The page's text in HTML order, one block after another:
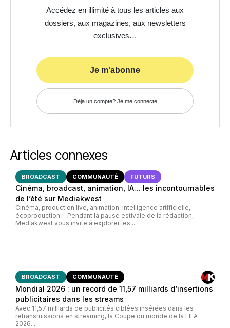
Accédez en illimité à tous les articles aux
dossiers, aux magazines, aux newsletters
exclusives…
Je m'abonne
Déja un compte? Je me connecte
Articles connexes
BROADCAST COMMUNAUTÉ FUTURS
Cinéma, broadcast, animation, IA… les incontournables
de l’été sur Mediakwest
Cinéma, production live, animation, intelligence artificielle,
écoproduction… Pendant la pause estivale de la rédaction,
Mediakwest vous invite à explorer les...
BROADCAST COMMUNAUTÉ
Mondial 2026 : un record de 11,57 milliards d’insertions
publicitaires dans les streams
Avec 11,57 milliards de publicités ciblées insérées dans les
retransmissions en streaming, la Coupe du monde de la FIFA
2026...